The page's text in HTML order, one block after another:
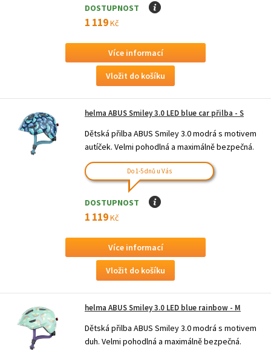
DOSTUPNOST I
1 119Kč
Více informací
helma ABUS Smiley 3.0 LED blue car přilba - S
Dětská přilba ABUS Smiley 3.0 modrá s motivem
autíček. Velmi pohodlná a maximálně bezpečná.
Do 1-5 dnů u Vás
DOSTUPNOST I
1 119Kč
Více informací
helma ABUS Smiley 3.0 LED blue rainbow - M
Dětská přilba ABUS Smiley 3.0 modrá s motivem
duh. Velmi pohodlná a maximálně bezpečná.